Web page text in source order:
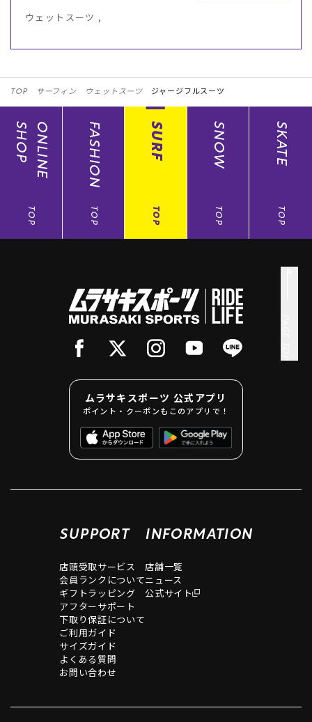
ウェットスーツ ,
TOP サーフィン ウェットスーツ ジャージフルスーツ
ONLINE
SHOP
TOP
FASHION
TOP
SURF
TOP
SNOW
TOP
SKATE
TOP
ムラサキスポーツ 公式アプリ
ポイント・クーポンもこのアプリで！
SUPPORT
店頭受取サービス
会員ランクについて
ギフトラッピング
アフターサポート
下取り保証について
ご利用ガイド
サイズガイド
よくある質問
お問い合わせ
INFORMATION
店舗一覧
ニュース
公式サイト